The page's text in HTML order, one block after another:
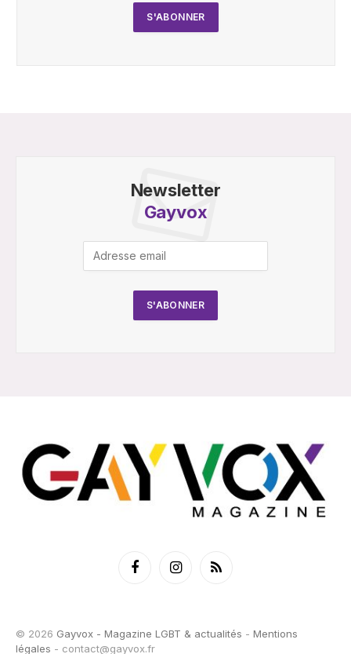
Newsletter
Gayvox
FacebookInstagramRSS
© 2026 Gayvox - Magazine LGBT & actualités - Mentions
légales - contact@gayvox.fr